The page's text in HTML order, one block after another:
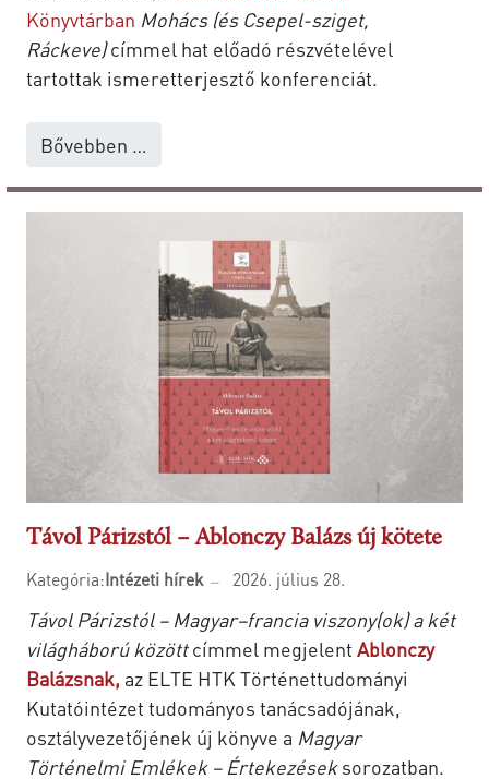
Könyvtárban Mohács (és Csepel-sziget,
Ráckeve)címmel hat előadó részvételével
tartottak ismeretterjesztő konferenciát.
Bővebben …
Távol Párizstól – Ablonczy Balázs új kötete
Kategória:Intézeti hírek 2026. július 28.
Távol Párizstól – Magyar–francia viszony(ok) a két
világháború közöttcímmel megjelent Ablonczy
Balázsnak, az ELTE HTK Történettudományi
Kutatóintézet tudományos tanácsadójának,
osztályvezetőjének új könyve a Magyar
Történelmi Emlékek – Értekezéseksorozatban.